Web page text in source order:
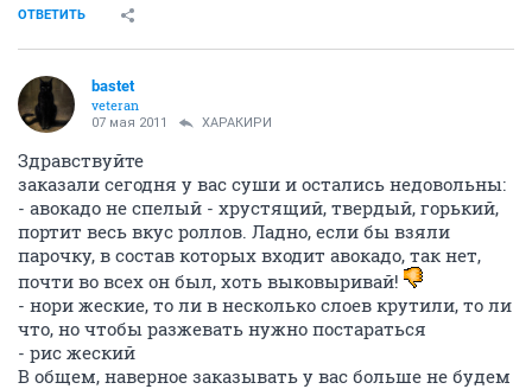
ОТВЕТИТЬ
bastet
veteran
07 мая 2011 ХАРАКИРИ
Здравствуйте
заказали сегодня у вас суши и остались недовольны:
- авокадо не спелый - хрустящий, твердый, горький,
портит весь вкус роллов. Ладно, если бы взяли
парочку, в состав которых входит авокадо, так нет,
почти во всех он был, хоть выковыривай!
- нори жеские, то ли в несколько слоев крутили, то ли
что, но чтобы разжевать нужно постараться
- рис жеский
В общем, наверное заказывать у вас больше не будем